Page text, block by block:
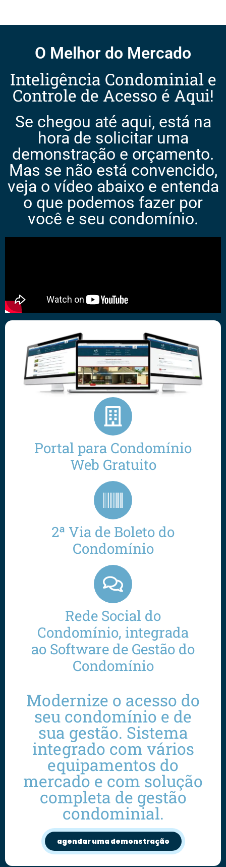
O Melhor do Mercado
Inteligência Condominial e
Controle de Acesso é Aqui!
Se chegou até aqui, está na
hora de solicitar uma
demonstração e orçamento.
Mas se não está convencido,
veja o vídeo abaixo e entenda
o que podemos fazer por
você e seu condomínio.
Portal para Condomínio
Web Gratuito
2ª Via de Boleto do
Condomínio
Rede Social do
Condomínio, integrada
ao Software de Gestão do
Condomínio
Modernize o acesso do
seu condomínio e de
sua gestão. Sistema
integrado com vários
equipamentos do
mercado e com solução
completa de gestão
condominial.
agendar uma demonstração